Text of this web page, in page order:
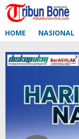
Lewati
ke
HOME NASIONAL